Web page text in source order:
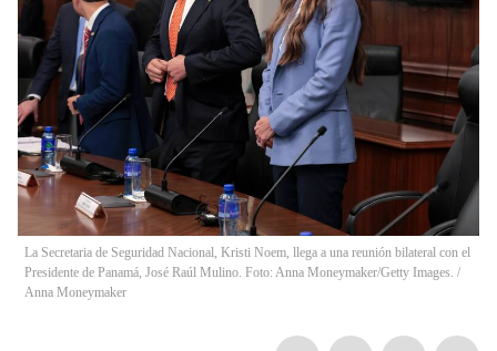
La Secretaria de Seguridad Nacional, Kristi Noem, llega a una reunión bilateral con el
Presidente de Panamá, José Raúl Mulino. Foto: Anna Moneymaker/Getty Images. /
Anna Moneymaker